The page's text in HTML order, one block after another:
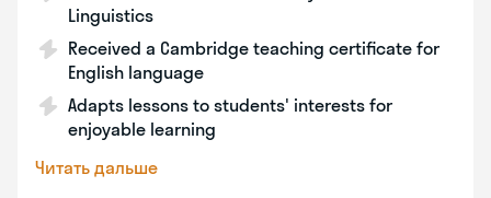
Linguistics
Received a Cambridge teaching certificate for
English language
Adapts lessons to students' interests for
enjoyable learning
Читать дальше